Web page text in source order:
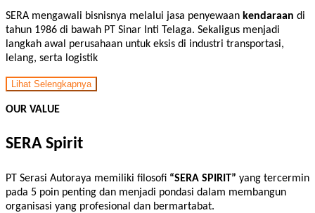
SERA mengawali bisnisnya melalui jasa penyewaan kendaraan di
tahun 1986 di bawah PT Sinar Inti Telaga. Sekaligus menjadi
langkah awal perusahaan untuk eksis di industri transportasi,
lelang, serta logistik
Lihat Selengkapnya
OUR VALUE
SERA Spirit
PT Serasi Autoraya memiliki filosofi “SERA SPIRIT” yang tercermin
pada 5 poin penting dan menjadi pondasi dalam membangun
organisasi yang profesional dan bermartabat.